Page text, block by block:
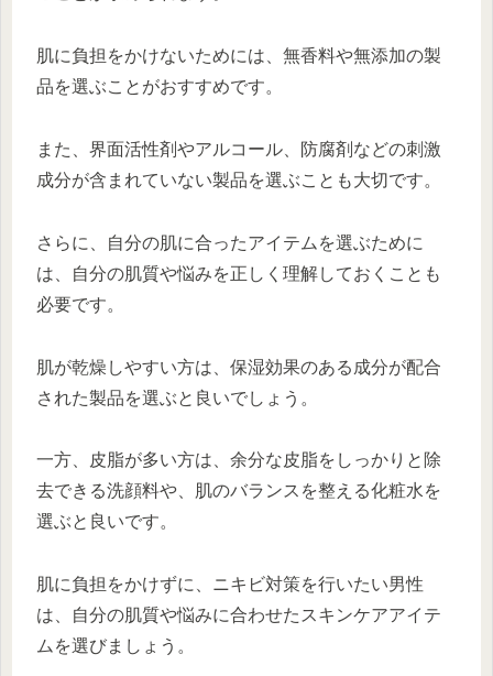
肌に負担をかけないためには、無香料や無添加の製
品を選ぶことがおすすめです。
また、界面活性剤やアルコール、防腐剤などの刺激
成分が含まれていない製品を選ぶことも大切です。
さらに、自分の肌に合ったアイテムを選ぶために
は、自分の肌質や悩みを正しく理解しておくことも
必要です。
肌が乾燥しやすい方は、保湿効果のある成分が配合
された製品を選ぶと良いでしょう。
一方、皮脂が多い方は、余分な皮脂をしっかりと除
去できる洗顔料や、肌のバランスを整える化粧水を
選ぶと良いです。
肌に負担をかけずに、ニキビ対策を行いたい男性
は、自分の肌質や悩みに合わせたスキンケアアイテ
ムを選びましょう。